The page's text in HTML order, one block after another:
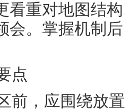
看重对地图结
会。掌握机制
点
前，应围绕放